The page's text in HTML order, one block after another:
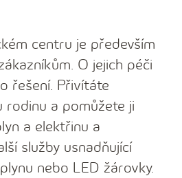
centru je především
O jejich péči
řešení. Přivítáte
rodinu a pomůžete ji
a elektřinu a
služby usnadňující
nebo LED žárovky.